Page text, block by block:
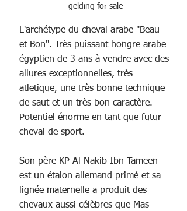
gelding for sale
L'archétype du cheval arabe "Beau
et Bon". Très puissant hongre arabe
égyptien de 3 ans à vendre avec des
allures exceptionnelles, très
atletique, une très bonne technique
de saut et un très bon caractère.
Potentiel énorme en tant que futur
cheval de sport.
Son père KP Al Nakib Ibn Tameen
est un étalon allemand primé et sa
lignée maternelle a produit des
chevaux aussi célèbres que Mas